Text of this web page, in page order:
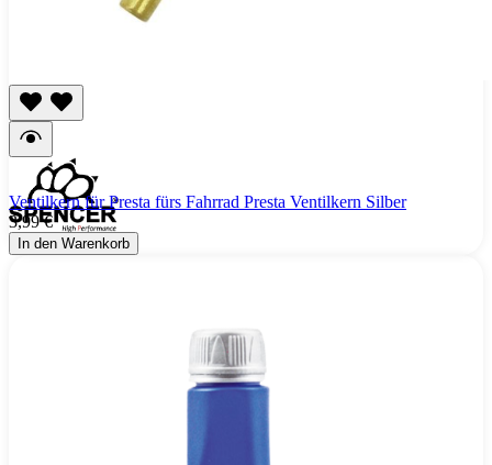
Ventilkern für Presta fürs Fahrrad Presta Ventilkern Silber
3,99 €
In den Warenkorb